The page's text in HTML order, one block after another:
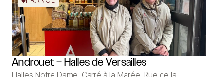
Androuet – Halles de Versailles
Halles Notre Dame, Carré à la Marée, Rue de la